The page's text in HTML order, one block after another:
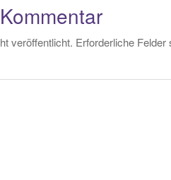
veröffentlicht. Erforderliche Felder